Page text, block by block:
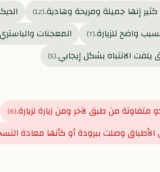
إنها جميلة ومريحة وهادية.(
12
)
واضح للزيارة.(
7
) المعجنات
يلفت الانتباه بشكل إيجابي.(
5
)
متفاوتة من طبق لآخر ومن زيارة لزيارة.(
6
)
وصلت ببرودة أو كأنها معادة